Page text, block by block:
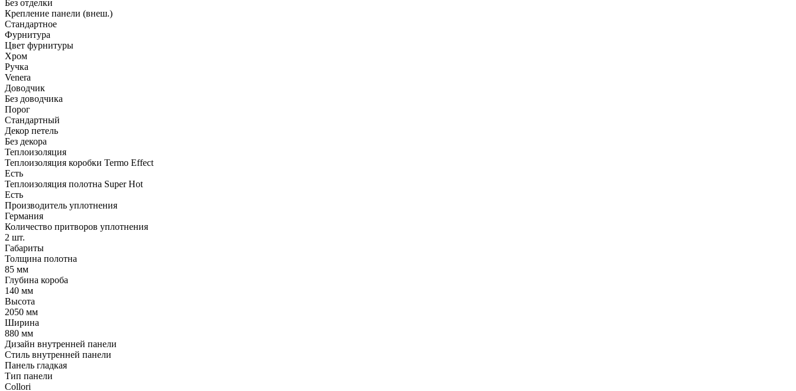
Без отделки
Крепление панели (внеш.)
Стандартное
Фурнитура
Цвет фурнитуры
Хром
Ручка
Venera
Доводчик
Без доводчика
Порог
Стандартный
Декор петель
Без декора
Теплоизоляция
Теплоизоляция коробки Termo Effect
Есть
Теплоизоляция полотна Super Нot
Есть
Производитель уплотнения
Германия
Количество притворов уплотнения
2 шт.
Габариты
Толщина полотна
85 мм
Глубина короба
140 мм
Высота
2050 мм
Ширина
880 мм
Дизайн внутренней панели
Стиль внутренней панели
Панель гладкая
Тип панели
Collori